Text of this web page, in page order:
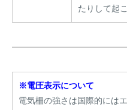
たりして起
※電圧表示について
電気柵の強さは国際的には